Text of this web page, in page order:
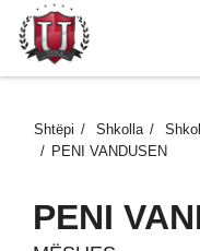
Shtëpi Shkolla
PENI VANDUSEN
PENI